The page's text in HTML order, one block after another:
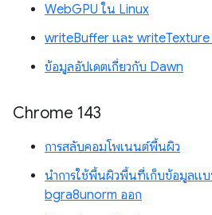
WebGPU ใน Linux
writeBuffer และ writeTexture
ข้อมูลอัปเดตเกี่ยวกับ Dawn
Chrome 143
การสลับคอมโพเนนต์พื้นผิว
นำการใช้พื้นผิวพื้นที่เก็บข้อมูลแบ
bgra8unorm ออก